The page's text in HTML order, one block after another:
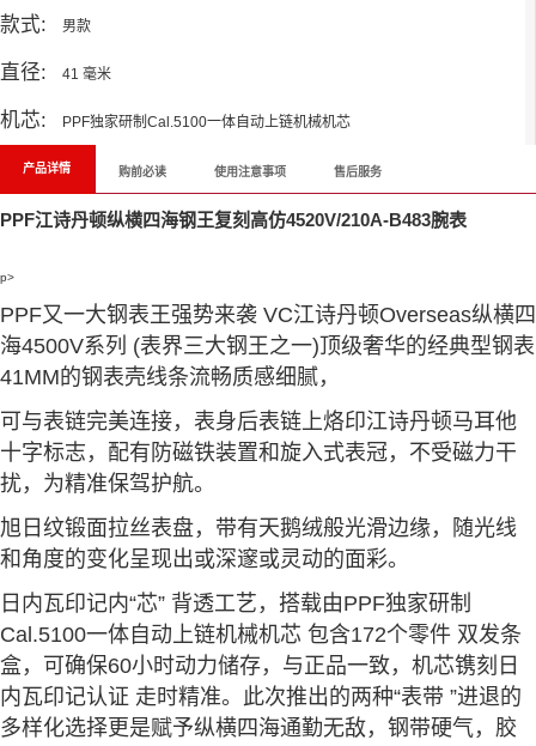
款式: 男款
直径: 41 毫米
机芯: PPF独家研制Cal.5100一体自动上链机械机芯
产品详情 购前必读 使用注意事项 售后服务
PPF江诗丹顿纵横四海钢王复刻高仿4520V/210A-B483腕表
p>
PPF又一大钢表王强势来袭 VC江诗丹顿Overseas纵横四
海4500V系列 (表界三大钢王之一)顶级奢华的经典型钢表
41MM的钢表壳线条流畅质感细腻，
可与表链完美连接，表身后表链上烙印江诗丹顿马耳他
十字标志，配有防磁铁装置和旋入式表冠，不受磁力干
扰，为精准保驾护航。
旭日纹锻面拉丝表盘，带有天鹅绒般光滑边缘，随光线
和角度的变化呈现出或深邃或灵动的面彩。
日内瓦印记内“芯” 背透工艺，搭载由PPF独家研制
Cal.5100一体自动上链机械机芯 包含172个零件 双发条
盒，可确保60小时动力储存，与正品一致，机芯镌刻日
内瓦印记认证 走时精准。此次推出的两种“表带 ”进退的
多样化选择更是赋予纵横四海通勤无敌，钢带硬气，胶